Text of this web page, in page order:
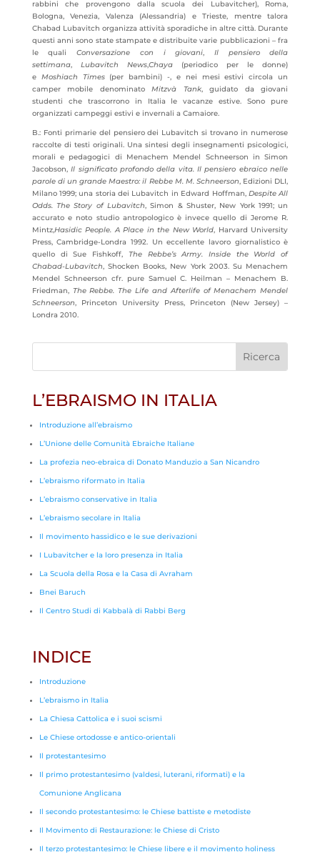
rabbini che provengono dalla scuola dei Lubavitcher), Roma,
Bologna, Venezia, Valenza (Alessandria) e Trieste, mentre talora
Chabad Lubavitch organizza attività sporadiche in altre città. Durante
questi anni sono state stampate e distribuite varie pubblicazioni – fra
le qualiConversazione con i giovani, Il pensiero della
settimana, Lubavitch News,Chaya(periodico per le donne)
e Moshiach Times(per bambini) -, e nei mesi estivi circola un
camper mobile denominatoMitzvà Tank, guidato da giovani
studenti che trascorrono in Italia le vacanze estive. Sono pure
organizzati campeggi estivi e invernali a Camaiore.
B.: Fonti primarie del pensiero dei Lubavitch si trovano in numerose
raccolte di testi originali. Una sintesi degli insegnamenti psicologici,
morali e pedagogici di Menachem Mendel Schneerson in Simon
Jacobson,Il significato profondo della vita. Il pensiero ebraico nelle
parole di un grande Maestro: il Rebbe M. M. Schneerson, Edizioni DLI,
Milano 1999; una storia dei Lubavitch in Edward Hoffman, Despite All
Odds. The Story of Lubavitch, Simon & Shuster, New York 1991; un
accurato e noto studio antropologico è invece quello di Jerome R.
Mintz,Hasidic People.A Place in the New World, Harvard University
Press, Cambridge-Londra 1992. Un eccellente lavoro giornalistico è
quello di Sue Fishkoff, The Rebbe’s Army. Inside the World of
Chabad-Lubavitch, Shocken Books, New York 2003. Su Menachem
Mendel Schneerson cfr. pure Samuel C. Heilman – Menachem B.
Friedman, The Rebbe. The Life and Afterlife of Menachem Mendel
Schneerson, Princeton University Press, Princeton (New Jersey) –
Londra 2010.
L’EBRAISMO IN ITALIA
Introduzione all’ebraismo
L’Unione delle Comunità Ebraiche Italiane
La profezia neo-ebraica di Donato Manduzio a San Nicandro
L’ebraismo riformato in Italia
L’ebraismo conservative in Italia
L’ebraismo secolare in Italia
Il movimento hassidico e le sue derivazioni
I Lubavitcher e la loro presenza in Italia
La Scuola della Rosa e la Casa di Avraham
Bnei Baruch
Il Centro Studi di Kabbalà di Rabbi Berg
INDICE
Introduzione
L’ebraismo in Italia
La Chiesa Cattolica e i suoi scismi
Le Chiese ortodosse e antico-orientali
Il protestantesimo
Il primo protestantesimo (valdesi, luterani, riformati) e la
Comunione Anglicana
Il secondo protestantesimo: le Chiese battiste e metodiste
Il Movimento di Restaurazione: le Chiese di Cristo
Il terzo protestantesimo: le Chiese libere e il movimento holiness